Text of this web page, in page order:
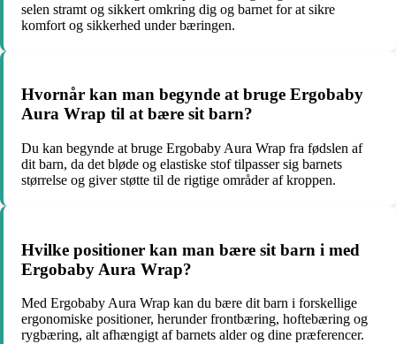
selen stramt og sikkert omkring dig og barnet for at sikre
komfort og sikkerhed under bæringen.
Hvornår kan man begynde at bruge Ergobaby
Aura Wrap til at bære sit barn?
Du kan begynde at bruge Ergobaby Aura Wrap fra fødslen af
dit barn, da det bløde og elastiske stof tilpasser sig barnets
størrelse og giver støtte til de rigtige områder af kroppen.
Hvilke positioner kan man bære sit barn i med
Ergobaby Aura Wrap?
Med Ergobaby Aura Wrap kan du bære dit barn i forskellige
ergonomiske positioner, herunder frontbæring, hoftebæring og
rygbæring, alt afhængigt af barnets alder og dine præferencer.